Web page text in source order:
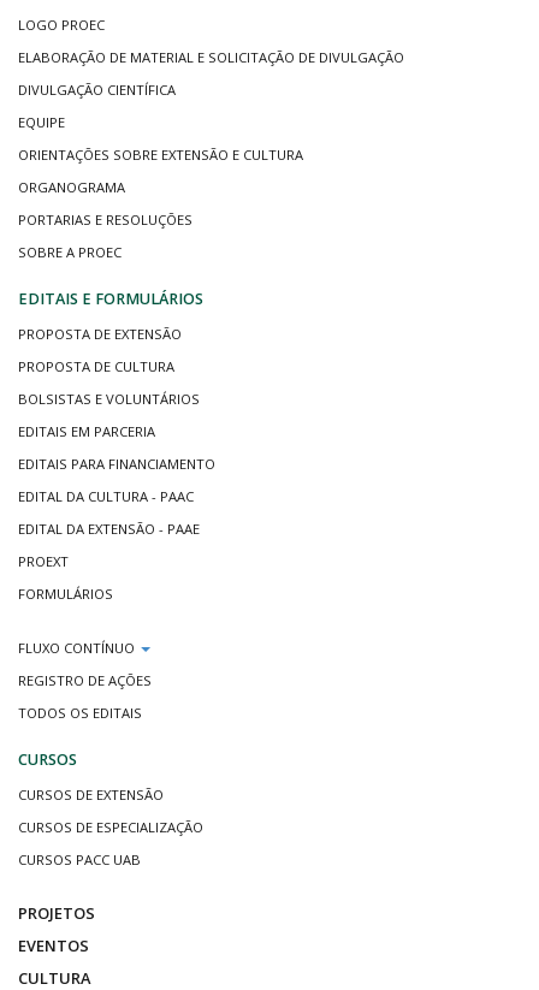
LOGO PROEC
ELABORAÇÃO DE MATERIAL E SOLICITAÇÃO DE DIVULGAÇÃO
DIVULGAÇÃO CIENTÍFICA
EQUIPE
ORIENTAÇÕES SOBRE EXTENSÃO E CULTURA
ORGANOGRAMA
PORTARIAS E RESOLUÇÕES
SOBRE A PROEC
EDITAIS E FORMULÁRIOS
PROPOSTA DE EXTENSÃO
PROPOSTA DE CULTURA
BOLSISTAS E VOLUNTÁRIOS
EDITAIS EM PARCERIA
EDITAIS PARA FINANCIAMENTO
EDITAL DA CULTURA - PAAC
EDITAL DA EXTENSÃO - PAAE
PROEXT
FORMULÁRIOS
FLUXO CONTÍNUO
REGISTRO DE AÇÕES
TODOS OS EDITAIS
CURSOS
CURSOS DE EXTENSÃO
CURSOS DE ESPECIALIZAÇÃO
CURSOS PACC UAB
PROJETOS
EVENTOS
CULTURA